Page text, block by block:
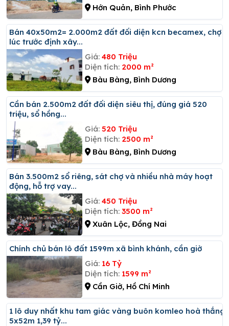
Hớn Quản, Bình Phước
Bán 40x50m2= 2.000m2 đất đối diện kcn becamex, chợ
lúc trước định xây...
Giá: 480 Triệu
Diện tích: 2000 m²
Bàu Bàng, Bình Dương
Cần bán 2.500m2 đất đối diện siêu thị, đúng giá 520
triệu, sổ hồng...
Giá: 520 Triệu
Diện tích: 2500 m²
Bàu Bàng, Bình Dương
Bán 3.500m2 sổ riêng, sát chợ và nhiều nhà máy hoạt
động, hỗ trợ vay...
Giá: 450 Triệu
Diện tích: 3500 m²
Xuân Lộc, Đồng Nai
Chính chủ bán lô đất 1599m xã bình khánh, cần giờ
Giá: 16 Tỷ
Diện tích: 1599 m²
Cần Giờ, Hồ Chí Minh
1 lô duy nhất khu tam giác vàng buôn komleo hoà thắng
5x52m 1,39 tỷ...